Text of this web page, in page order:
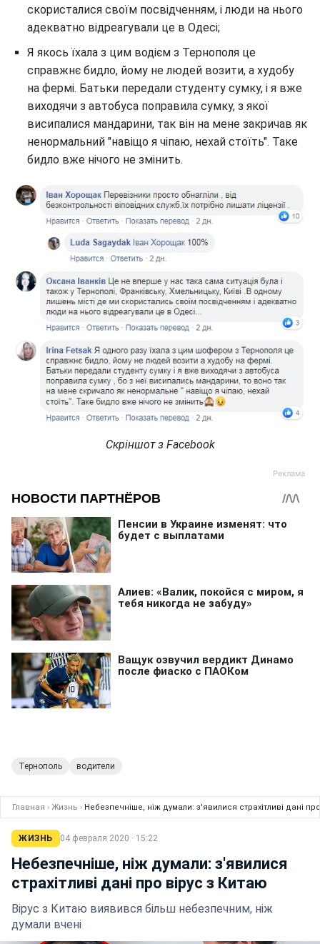
скористалися своїм посвідченням, і люди на нього
адекватно відреагували це в Одесі;
Я якось їхала з цим водієм з Тернополя це
справжнє бидло, йому не людей возити, а худобу
на фермі. Батьки передали студенту сумку, і я вже
виходячи з автобуса поправила сумку, з якої
висипалися мандарини, так він на мене закричав як
ненормальний "навіщо я чіпаю, нехай стоїть". Таке
бидло вже нічого не змінить.
Скріншот з Facebook
Тернополь водители
Главная › Жизнь › Небезпечніше, ніж думали: з'явилися страхітливі дані
ЖИЗНЬ 04 февраля 2020 · 15:22
Небезпечніше, ніж думали: з'явилися
страхітливі дані про вірус з Китаю
Вірус з Китаю виявився більш небезпечним, ніж
думали вчені